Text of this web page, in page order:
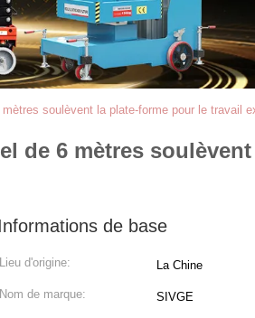
soulèvent la plate-forme pour le travail
de 6 mètres
de base
Lieu d'origine: La Chine
Nom de marque: SIVGE